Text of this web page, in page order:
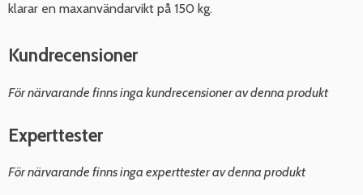
klarar en maxanvändarvikt på 150 kg.
Kundrecensioner
För närvarande finns inga kundrecensioner av denna produkt
Experttester
För närvarande finns inga experttester av denna produkt